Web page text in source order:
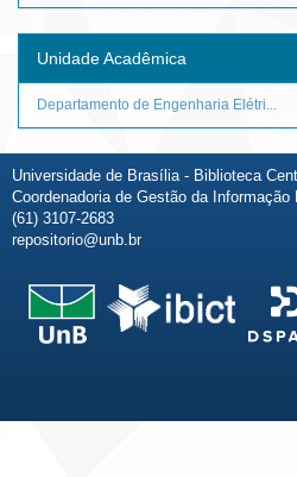
Unidade Acadêmica
Departamento de Engenharia Elétri...
Universidade de Brasília - Biblioteca
Coordenadoria de Gestão da Informação
(61) 3107-2683
repositorio@unb.br